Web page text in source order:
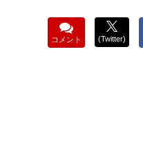
コメント (Twitter)